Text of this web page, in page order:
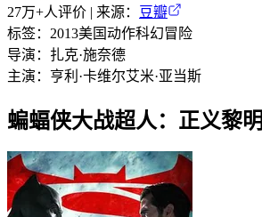
27万+人评价 | 来源：
豆瓣
标签： 2013美国动作科幻冒险
导演： 扎克·施奈德
主演： 亨利·卡维尔艾米·亚当斯
蝙蝠侠大战超人：正义黎明